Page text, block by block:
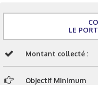
LE
Montant collecté :
Objectif Minimum